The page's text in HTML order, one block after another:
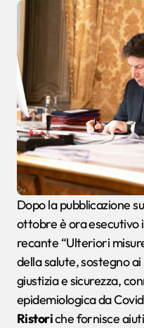
Dopo la pubblicazione sulla Gazzetta Ufficiale del 28
ottobre è ora esecutivo
recante “Ulteriori
della salute, sostegno
giustizia e sicurezza,
epidemiologica da
Ristoriche fornisce